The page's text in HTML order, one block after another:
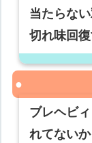
当たらな
切れ味回
ブレヘビ
れてないか